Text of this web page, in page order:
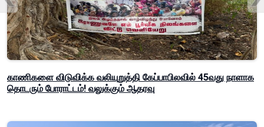
காணிகளை விடுவிக்க வலியுறுத்தி கேப்பாபிலவில் 45வது நாளாக
தொடரும் போராட்டம்! வலுக்கும் ஆதரவு